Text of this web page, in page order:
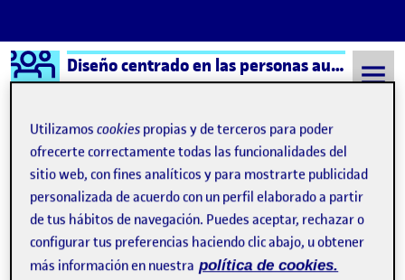
Saltar al contenido
Logo Ágora Diseño centrado en las personas aula 2
Semestre 20212 - Aula 2 27 Abril, 2022
27 Abril, 2022
Utilizamoscookies propias y de terceros para poder
ofrecerte correctamente todas las funcionalidades del
sitio web, con fines analíticos y para mostrarte publicidad
personalizada de acuerdo con un perfil elaborado a partir
de tus hábitos de navegación. Puedes aceptar, rechazar o
configurar tus preferencias haciendo clic abajo, u obtener
más información en nuestra política de cookies.